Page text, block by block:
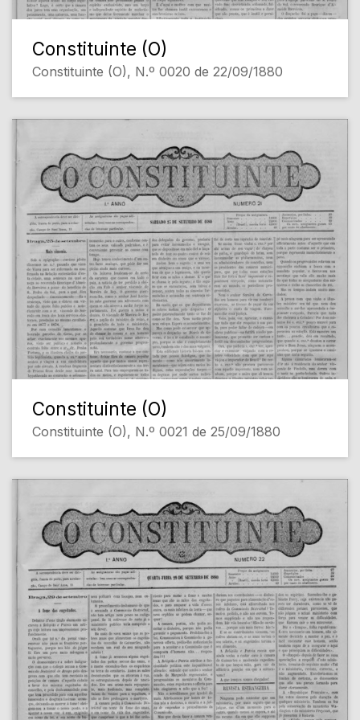
Constituinte (O)
Constituinte (O), N.º 0020 de 22/09/1880
Constituinte (O)
Constituinte (O), N.º 0021 de 25/09/1880